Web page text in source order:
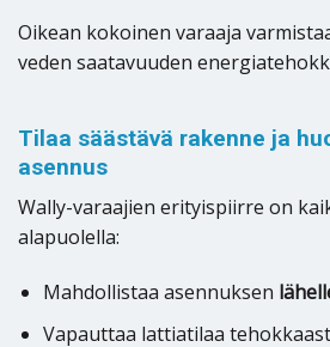
Oikean kokoinen varaaja
veden saatavuuden
Tilaa säästävä rakenne ja
asennus
Wally-varaajien erityispiirre on
alapuolella:
Mahdollistaa asennuksen
Vapauttaa lattiatilaa